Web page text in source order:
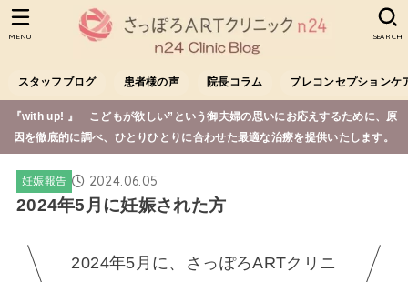
スタッフブログ 患者様の声 院長コラム プレコンセプションケ
SEARCH
MENU
『with up! 』 こどもが欲しい”という御夫婦の思いにお応えするために、原
因を徹底的に調べ、ひとりひとりに合わせた最適な治療を提供いたします。
妊娠報告 2024.06.05
2024年5月に妊娠された方
2024年5月に、さっぽろARTクリニ